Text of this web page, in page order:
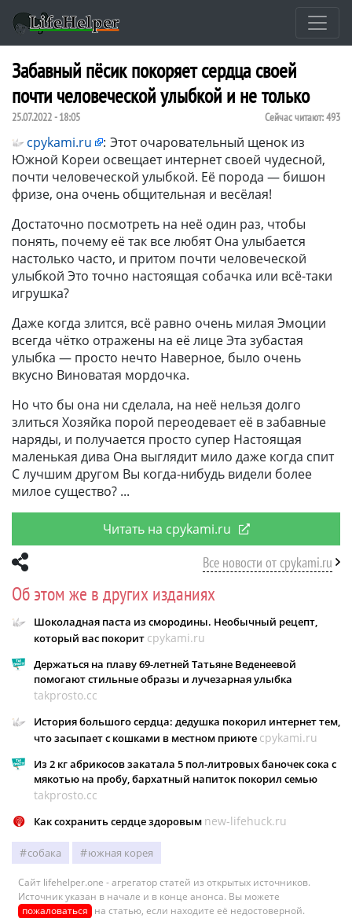
Забавный пёсик покоряет сердца своей
почти человеческой улыбкой и не только
25.07.2022 - 18:05 Сейчас читают:493
cpykami.ru : Этот очаровательный щенок из
Южной Кореи освещает интернет своей чудесной,
почти человеческой улыбкой. Её порода — бишон
фризе, она очень общительная и весёлая!
Достаточно посмотреть на неё один раз, чтобы
понять, почему её так все любят Она улыбается
настолько часто, и притом почти человеческой
улыбкой Это точно настоящая собачка или всё-таки
игрушка?
Даже когда злится, всё равно очень милая Эмоции
всегда чётко отражены на её лице Эта зубастая
улыбка — просто нечто Наверное, было очень
вкусно Виноватая мордочка.
Но что бы она ни сделала, на неё нельзя долго
злиться Хозяйка порой переодевает её в забавные
наряды, и получается просто супер Настоящая
маленькая дива Она выглядит мило даже когда спит
С лучшим другом Вы когда-нибудь видели более
милое существо?
Читать на cpykami.ru
Все новости от cpykami.ru
Об этом же в других изданиях
Шоколадная паста из смородины. Необычный рецепт,
который вас покорит cpykami.ru
Держаться на плаву 69-летней Татьяне Веденеевой
помогают стильные образы и лучезарная улыбка
takprosto.cc
История большого сердца: дедушка покорил интернет тем,
что засыпает с кошками в местном приюте cpykami.ru
Из 2 кг абрикосов закатала 5 пол-литровых баночек сока с
мякотью на пробу, бархатный напиток покорил семью
takprosto.cc
Как сохранить сердце здоровым new-lifehuck.ru
собака южная корея
Сайт lifehelper.one - агрегатор статей из открытых источников.
Источник указан в начале и в конце анонса. Вы можете
пожаловаться на статью, если находите её недостоверной.